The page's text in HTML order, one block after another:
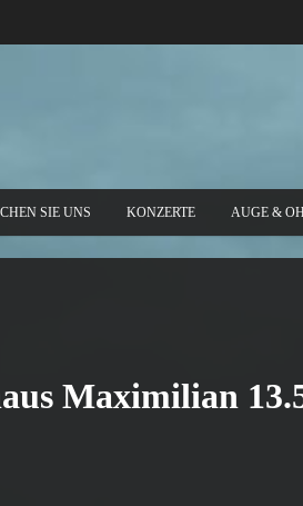
SIE UNS KONZERTE AUGE &
Maximilian